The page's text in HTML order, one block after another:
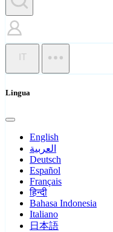
IT
Lingua
English
العربية
Deutsch
Español
Français
हिन्दी
Bahasa Indonesia
Italiano
日本語